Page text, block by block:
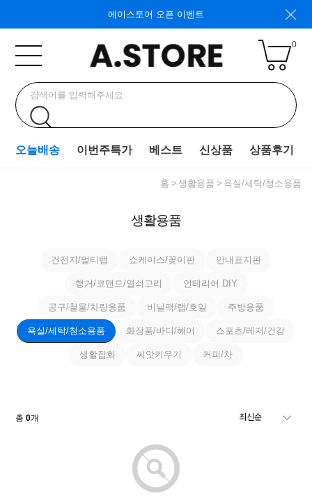
에이스토어 오픈 이벤트
0
오늘배송 이번주특가 베스트 신상품 상품후기
홈 생활용품 욕실/세탁/청소용품
생활용품
건전지/멀티탭 쇼케이스/꽂이판 안내표지판
행거/코맨드/열쇠고리 인테리어 DIY
공구/철물/차량용품 비닐팩/랩/호일 주방용품
욕실/세탁/청소용품 화장품/바디/헤어 스포츠/레저/건강
생활잡화 씨앗키우기 커피/차
총0개